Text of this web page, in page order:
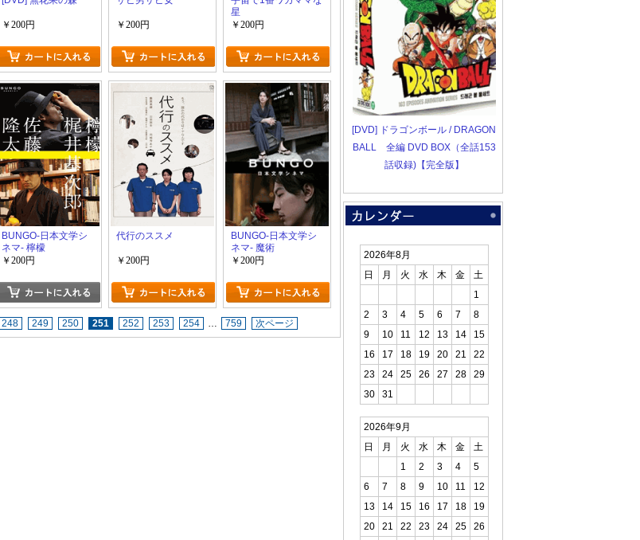
￥200円 ￥200円
星
￥200円
BUNGO-日本文学シ
ネマ- 檸檬
￥200円
代行のススメ
￥200円
BUNGO-日本文学シ
ネマ- 魔術
￥200円
248 249 250 251 252 253 254 … 759 次ページ
[DVD] ドラゴンボール / DRAGON
BALL 全編 DVD BOX（全話153
話収録)【完全版】
2026年8月
日
月 火 水 木 金
土
1
2
3 4 5 6 7
8
9
10 11 12 13 14
15
16
17 18 19 20 21
22
23
24 25 26 27 28
29
30
31
2026年9月
日
月 火 水 木 金
土
1
2 3 4
5
6
7 8 9 10 11
12
13
14 15 16 17 18
19
20
21 22 23 24 25 26